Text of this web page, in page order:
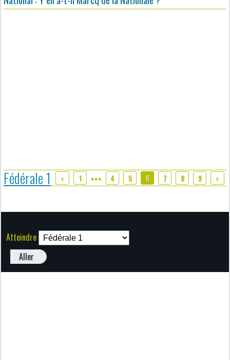
Fédérale 1 1 ●●● 4 5 6 7 8 9
Atteindre
Aller